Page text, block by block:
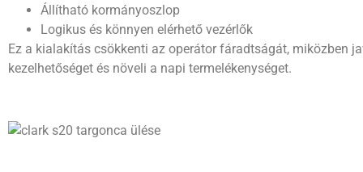
Állítható kormányoszlop
Logikus és könnyen elérhető vezérlők
Ez a kialakítás csökkenti az operátor fáradtságát, miközben
kezelhetőséget és növeli a napi termelékenységet.